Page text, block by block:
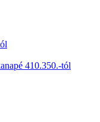
410.350.-tól